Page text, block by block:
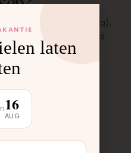
Moordrecht (bij Gouda),
direct voor je. Meestal
weer buiten. Op
laten
16
AUG